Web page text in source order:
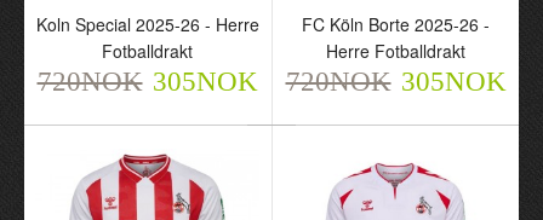
Herre Fotballdrakt
720NOK 305NOK
Herre Fotballdrakt
720NOK 305NOK
Koln Special 2025-26 - Herre
Fotballdrakt
720NOK 305NOK
FC Köln Borte 2025-26 -
Herre Fotballdrakt
720NOK 305NOK